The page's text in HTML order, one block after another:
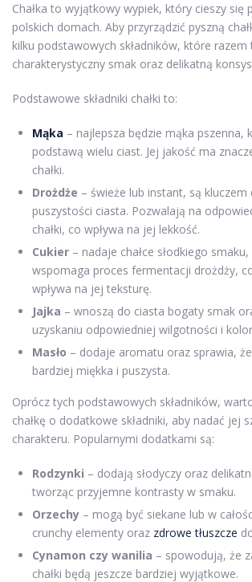
Chałka to wyjątkowy wypiek, który cieszy się
polskich domach. Aby przyrządzić pyszną
kilku podstawowych składników, które
charakterystyczny smak oraz delikatną
Podstawowe składniki chałki to:
Mąka – najlepsza będzie mąka pszenna,
podstawą wielu ciast. Jej jakość ma
chałki.
Drożdże – świeże lub instant, są kluczem
puszystości ciasta. Pozwalają na
chałki, co wpływa na jej lekkość.
Cukier – nadaje chałce słodkiego
wspomaga proces fermentacji drożdży,
wpływa na jej teksturę.
Jajka – wnoszą do ciasta bogaty smak
uzyskaniu odpowiedniej wilgotności i
Masło – dodaje aromatu oraz sprawia,
bardziej miękka i puszysta.
Oprócz tych podstawowych składników,
chałkę o dodatkowe składniki, aby nadać jej
charakteru. Popularnymi dodatkami są:
Rodzynki – dodają słodyczy oraz
tworząc przyjemne kontrasty w smaku.
Orzechy – mogą być siekane lub w
crunchy elementy oraz zdrowe tłuszcze
Cynamon czy wanilia – spowodują, że
chałki będą jeszcze bardziej wyjątkowe.